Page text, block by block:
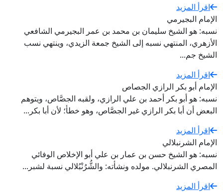
اقرأ المزيد
الإمام البجيرمي
نسبه: هو الشيخ سليمان بن محمد بن عمر البجيرمي الشافعي
الأزهري، المنتهي نسبه إلى الشيخ جمعة الزيدي، وينتهي نسب
الشيخ جم...
اقرأ المزيد
الإمام أبو بكر الرازي الجصاص
نسبه: هو أبو بكر أحمد بن علي الرازي، ولقبه الجصَّاص، ويتوهم
البعض أن أبا بكر الرازي غير الجصَّاص، وهو خطأ؛ لأن أبا بكر...
اقرأ المزيد
الإمام الشرنبلالي
نسبه: هو الشيخ حسن بن عمار بن علي أبو الإخلاص الوفائي
المصري الشرنبلالي. مولده ونشأته: والشُّرُنْبُلالي نسبة لشبر...
اقرأ المزيد